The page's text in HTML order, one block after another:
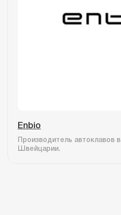
Enbio
Производитель автоклавов в
Швейцарии.